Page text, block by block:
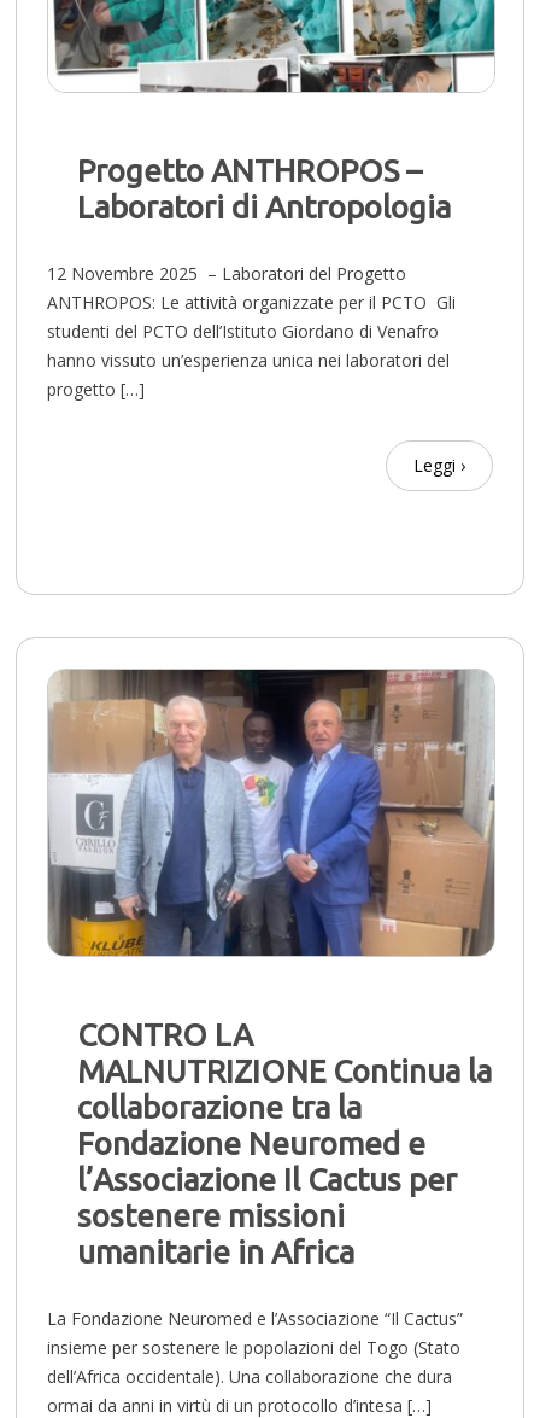
Progetto ANTHROPOS –
Laboratori di Antropologia
12 Novembre 2025 – Laboratori del Progetto
ANTHROPOS: Le attività organizzate per il PCTO Gli
studenti del PCTO dell’Istituto Giordano di Venafro
hanno vissuto un’esperienza unica nei laboratori del
progetto […]
Leggi ›
CONTRO LA
MALNUTRIZIONE Continua la
collaborazione tra la
Fondazione Neuromed e
l’Associazione Il Cactus per
sostenere missioni
umanitarie in Africa
La Fondazione Neuromed e l’Associazione “Il Cactus”
insieme per sostenere le popolazioni del Togo (Stato
dell’Africa occidentale). Una collaborazione che dura
ormai da anni in virtù di un protocollo d’intesa […]